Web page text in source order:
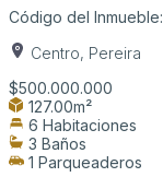
Código del Inmueble:
Centro, Pereira
$500.000.000
127.00m²
6 Habitaciones
3 Baños
1 Parqueaderos